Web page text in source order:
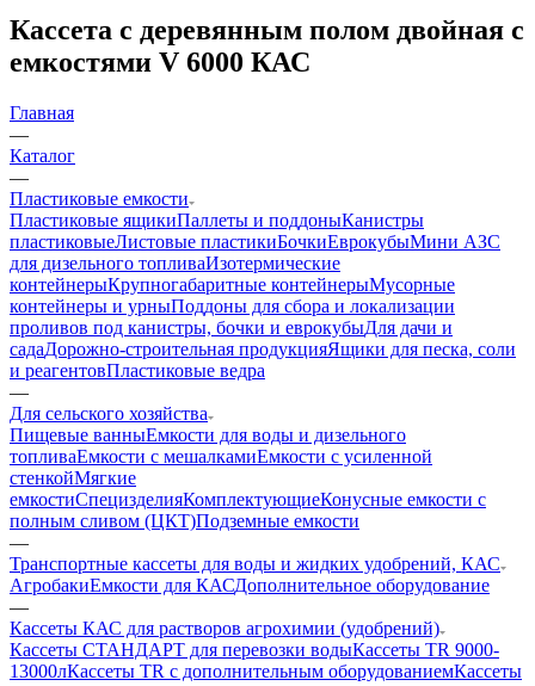
Кассета с деревянным полом двойная с
емкостями V 6000 КАС
Главная
—
Каталог
—
Пластиковые емкости
Пластиковые ящикиПаллеты и поддоныКанистры
пластиковыеЛистовые пластикиБочкиЕврокубыМини АЗС
для дизельного топливаИзотермические
контейнерыКрупногабаритные контейнерыМусорные
контейнеры и урныПоддоны для сбора и локализации
проливов под канистры, бочки и еврокубыДля дачи и
садаДорожно-строительная продукцияЯщики для песка, соли
и реагентовПластиковые ведра
—
Для сельского хозяйства
Пищевые ванныЕмкости для воды и дизельного
топливаЕмкости с мешалкамиЕмкости с усиленной
стенкойМягкие
емкостиСпецизделияКомплектующиеКонусные емкости с
полным сливом (ЦКТ)Подземные емкости
—
Транспортные кассеты для воды и жидких удобрений, КАС
АгробакиЕмкости для КАСДополнительное оборудование
—
Кассеты КАС для растворов агрохимии (удобрений)
Кассеты СТАНДАРТ для перевозки водыКассеты TR 9000-
13000лКассеты TR с дополнительным оборудованиемКассеты